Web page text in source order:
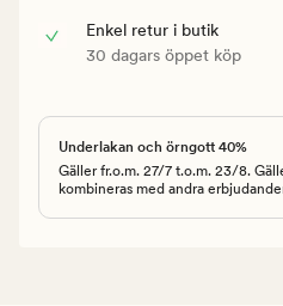
Enkel retur i butik
30 dagars öppet köp
Underlakan och örngott 40%
Gäller fr.o.m. 27/7 t.o.m. 23/8.
kombineras med andra